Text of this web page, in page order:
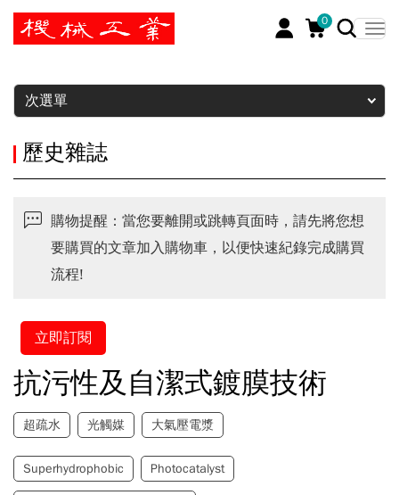
0
暫停
次選單
歷史雜誌
購物提醒：當您要離開或跳轉頁面時，請先將您想
要購買的文章加入購物車，以便快速紀錄完成購買
流程!
立即訂閱
抗污性及自潔式鍍膜技術
超疏水 光觸媒 大氣壓電漿
Superhydrophobic Photocatalyst